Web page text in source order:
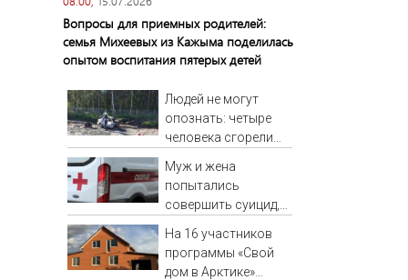
Вопросы для приемных родителей:
семья Михеевых из Кажыма поделилась
опытом воспитания пятерых детей
Людей не могут
опознать: четыре
человека сгорели
ДТП на трассе
07/08/2026 –
Новости
Муж и жена
попытались
совершить суицид,
оперативные
службы
На 16 участников
программы «Свой
дом в Арктике»